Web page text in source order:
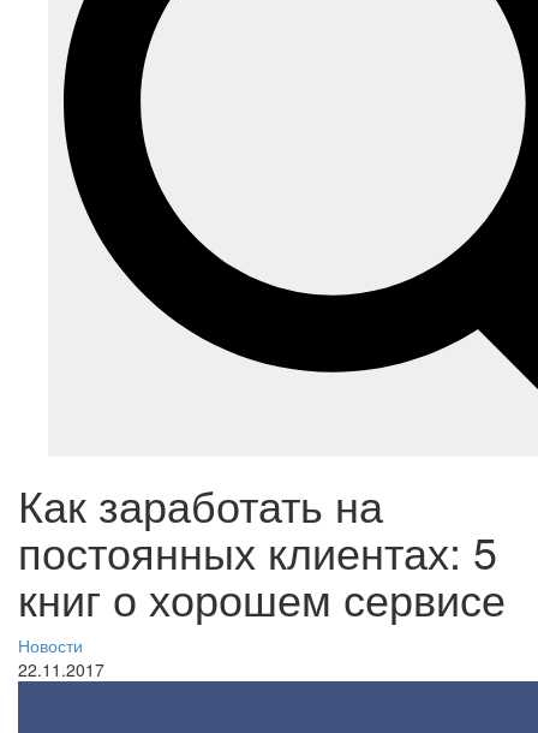
Как заработать на
постоянных клиентах: 5
книг о хорошем сервисе
Новости
22.11.2017